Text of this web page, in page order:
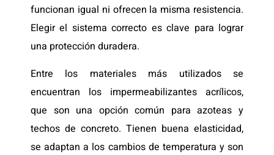
funcionan igual ni ofrecen la misma resistencia.
Elegir el sistema correcto es clave para lograr
una protección duradera.
Entre los materiales más utilizados se
encuentran los impermeabilizantes acrílicos,
que son una opción común para azoteas y
techos de concreto. Tienen buena elasticidad,
se adaptan a los cambios de temperatura y son